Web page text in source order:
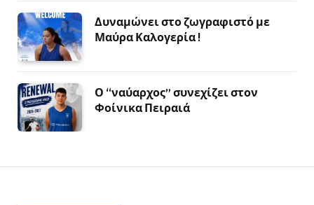
Δυναμώνει στο ζωγραφιστό με
Μαύρα Καλογερία !
Ο “ναύαρχος” συνεχίζει στον
Φοίνικα Πειραιά